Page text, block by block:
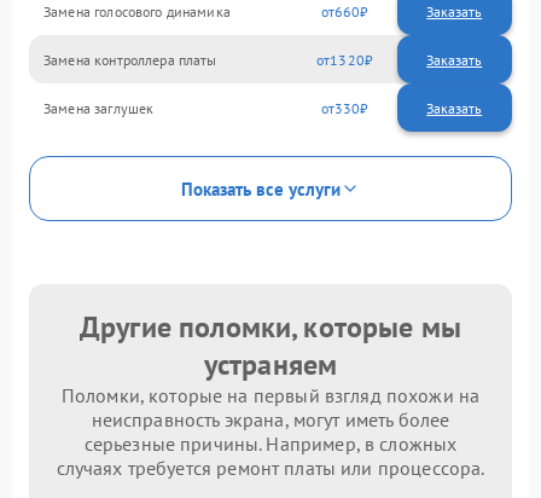
Замена голосового динамика 660
Замена контроллера платы 1320
Замена заглушек 330
Показать все услуги
Другие поломки, которые мы
устраняем
Поломки, которые на первый взгляд похожи на
неисправность экрана, могут иметь более
серьезные причины. Например, в сложных
случаях требуется ремонт платы или процессора.